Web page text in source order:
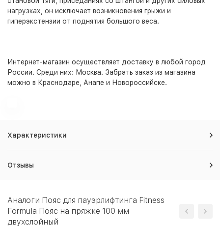
нагрузках, он исключает возникновения грыжи и
гиперэкстензии от поднятия большого веса.
Интернет-магазин осуществляет доставку в любой город
России. Среди них: Москва. Забрать заказ из магазина
можно в Краснодаре, Анапе и Новороссийске.
Характеристики
Отзывы
Аналоги Пояс для пауэрлифтинга Fitness
Formula Пояс на пряжке 100 мм
двухслойный